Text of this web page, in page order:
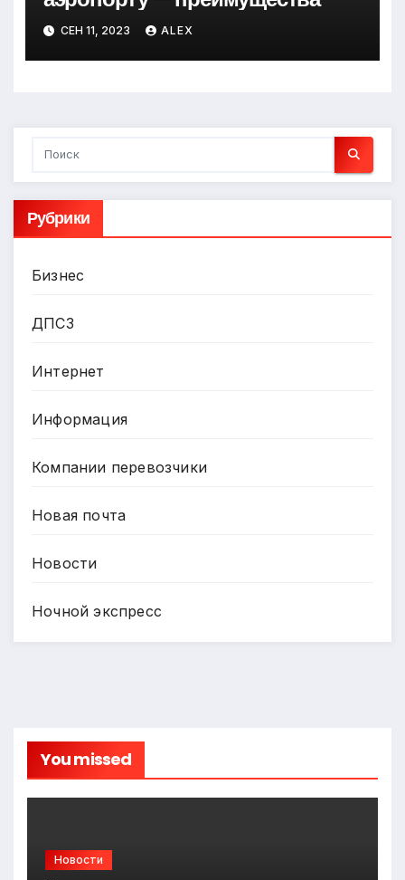
СЕН 11, 2023 ALEX
Рубрики
Бизнес
ДПСЗ
Интернет
Информация
Компании перевозчики
Новая почта
Новости
Ночной экспресс
You missed
Новости